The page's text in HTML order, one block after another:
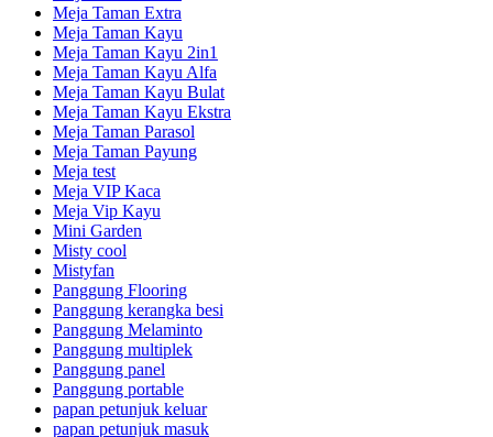
Meja Taman Extra
Meja Taman Kayu
Meja Taman Kayu 2in1
Meja Taman Kayu Alfa
Meja Taman Kayu Bulat
Meja Taman Kayu Ekstra
Meja Taman Parasol
Meja Taman Payung
Meja test
Meja VIP Kaca
Meja Vip Kayu
Mini Garden
Misty cool
Mistyfan
Panggung Flooring
Panggung kerangka besi
Panggung Melaminto
Panggung multiplek
Panggung panel
Panggung portable
papan petunjuk keluar
papan petunjuk masuk